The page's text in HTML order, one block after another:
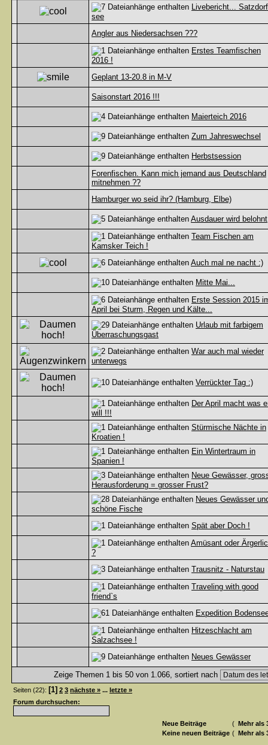
Livebericht...
see
Angler aus Niedersachsen ???
Erstes Teamfischen
2016 !
Geplant 13-20.8 in M-V
Saisonstart 2016 !!!
Maierteich 2016
Zum Jahreswechsel
Herbstsession
Forenfischen. Kann mich jemand aus Deutschland
mitnehmen ??
Hamburger wo seid ihr? (Hamburg, Elbe)
Ausdauer wird belohnt
Team Fischen am
Kamsker Teich !
Auch mal ne nacht :)
Mitte Mai...
Erste Session 2015
April bei Sturm, Regen und Kälte...
Urlaub mit farbigem
Überraschungsgast
War auch mal wieder
unterwegs
Verrückter Tag :)
Der April macht was
will !!!
Stürmische Nächte in
Kroatien !
Ein Wintertraum in
Spanien !
Neue Gewässer,
Herausforderung = grosser Frust?
Neues Gewässer
schöne Fische
Spät aber Doch !
Amüsant oder
?
Trausnitz - Naturstau
Traveling with good
friend`s
Expedition
Hitzeschlacht am
Salzachsee !
Neues Gewässer
Zeige Themen 1 bis 50 von 1.066, sortiert nach
Seiten (22): [1] 2 3 nächste » ... letzte »
Forum durchsuchen:
Neue Beiträge ( Mehr als
Keine neuen Beiträge ( Mehr als